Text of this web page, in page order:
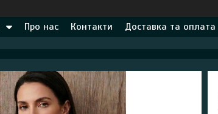
Про нас Контакти Доставка та оплата